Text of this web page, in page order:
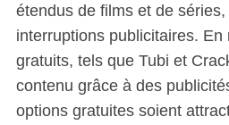
étendus de films et de
interruptions publicitaires.
gratuits, tels que Tubi et
contenu grâce à des
options gratuites soient